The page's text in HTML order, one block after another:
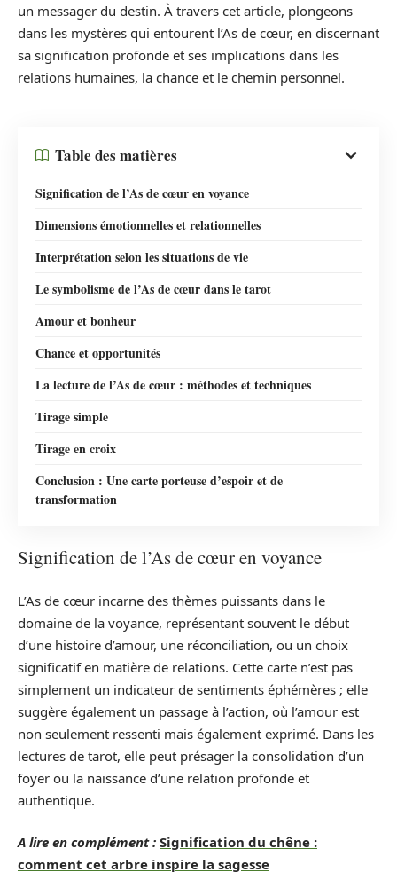
un messager du destin. À travers cet article, plongeons
dans les mystères qui entourent l’As de cœur, en discernant
sa signification profonde et ses implications dans les
relations humaines, la chance et le chemin personnel.
Table des matières
Signification de l’As de cœur en voyance
Dimensions émotionnelles et relationnelles
Interprétation selon les situations de vie
Le symbolisme de l’As de cœur dans le tarot
Amour et bonheur
Chance et opportunités
La lecture de l’As de cœur : méthodes et techniques
Tirage simple
Tirage en croix
Conclusion : Une carte porteuse d’espoir et de
transformation
Signification de l’As de cœur en voyance
L’As de cœur incarne des thèmes puissants dans le
domaine de la voyance, représentant souvent le début
d’une histoire d’amour, une réconciliation, ou un choix
significatif en matière de relations. Cette carte n’est pas
simplement un indicateur de sentiments éphémères ; elle
suggère également un passage à l’action, où l’amour est
non seulement ressenti mais également exprimé. Dans les
lectures de tarot, elle peut présager la consolidation d’un
foyer ou la naissance d’une relation profonde et
authentique.
A lire en complément : Signification du chêne :
comment cet arbre inspire la sagesse